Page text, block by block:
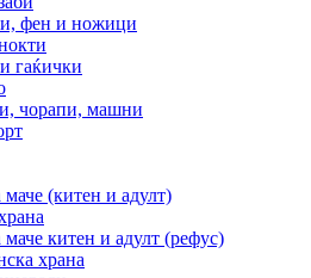
фен и ножици
гаќички
чорапи, машни
маче (китен и адулт)
маче китен и адулт (рефус)
храна